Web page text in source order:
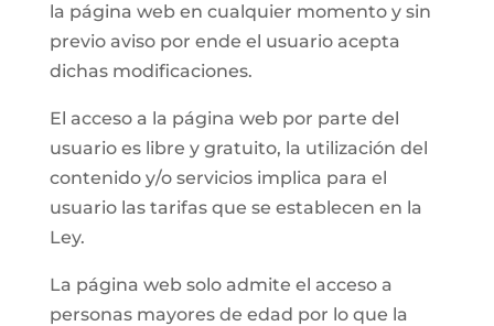
la página web en cualquier momento y sin
previo aviso por ende el usuario acepta
dichas modificaciones.
El acceso a la página web por parte del
usuario es libre y gratuito, la utilización del
contenido y/o servicios implica para el
usuario las tarifas que se establecen en la
Ley.
La página web solo admite el acceso a
personas mayores de edad por lo que la